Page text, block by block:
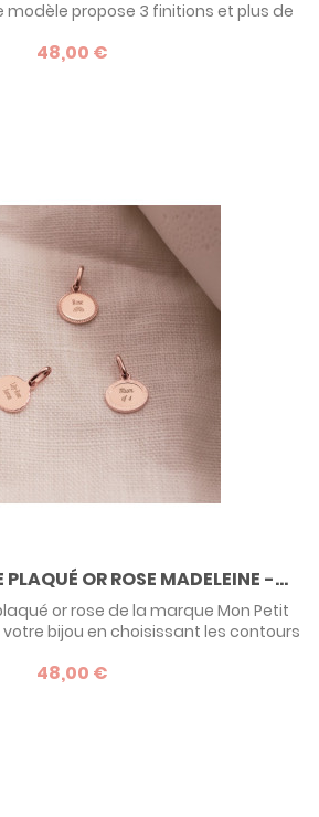
modèle propose 3 finitions et plus de
48,00 €
OR ROSE MADELEINE -...
or rose de la marque Mon Petit
votre bijou en choisissant les contours
ainsi qu'un symbole.
48,00 €